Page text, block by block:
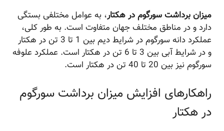
میزان برداشت سورگوم در هکتار، به عوامل مختلفی بستگی
دارد و در مناطق مختلف جهان متفاوت است. به طور کلی،
عملکرد دانه سورگوم در شرایط دیم بین 1 تا 3 تن در هکتار
و در شرایط آبی بین 3 تا 6 تن در هکتار است. عملکرد علوفه
سورگوم نیز بین 20 تا 40 تن در هکتار است.
راهکارهای افزایش میزان برداشت سورگوم
در هکتار